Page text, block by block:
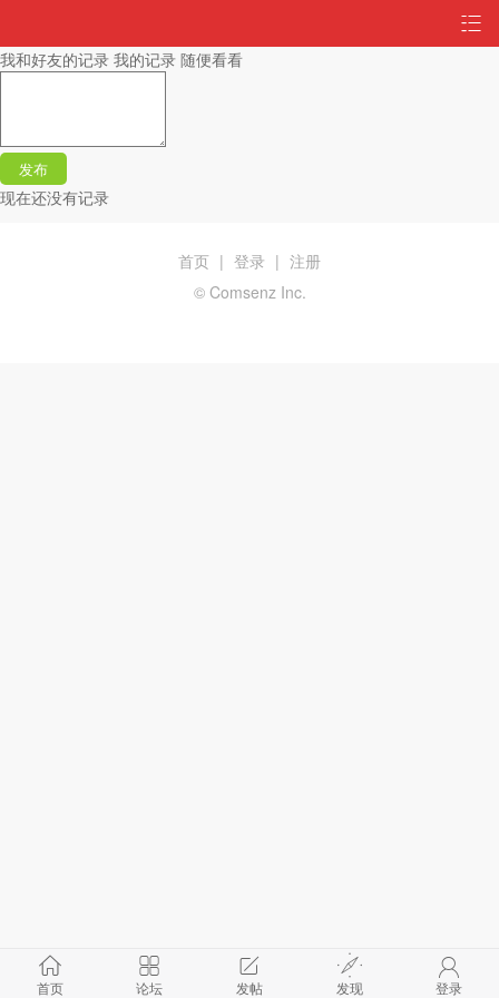
我和好友的记录 我的记录 随便看看
发布
现在还没有记录
首页 论坛 发帖 发现 登录
首页 | 登录 | 注册
© Comsenz Inc.